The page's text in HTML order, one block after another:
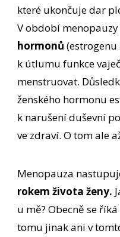
které ukončuje dar
V období menopauzy
hormonů
k útlumu funkce
menstruovat.
ženského hormonu
k narušení duševní
ve zdraví. O tom ale
Menopauza
rokem života ženy.
u mě? Obecně se říká
tomu jinak ani v